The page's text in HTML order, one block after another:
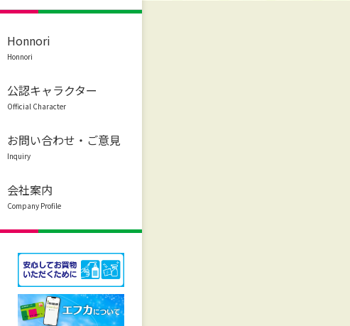
Honnori
Honnori
公認キャラクター
Official Character
お問い合わせ・ご意見
Inquiry
会社案内
Company Profile